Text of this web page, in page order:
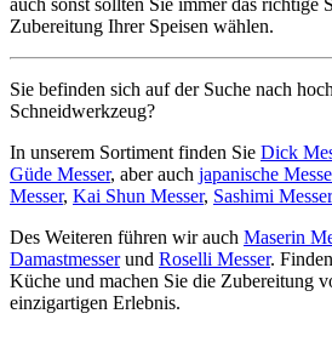
auch sonst sollten Sie immer das richtige
Zubereitung Ihrer Speisen wählen.
Sie befinden sich auf der Suche nach
Schneidwerkzeug?
In unserem Sortiment finden Sie Dick
Güde Messer, aber auch japanische
Messer, Kai Shun Messer, Sashimi Messer
Des Weiteren führen wir auch Maserin
Damastmesserund Roselli Messer.
Küche und machen Sie die Zubereitung
einzigartigen Erlebnis.